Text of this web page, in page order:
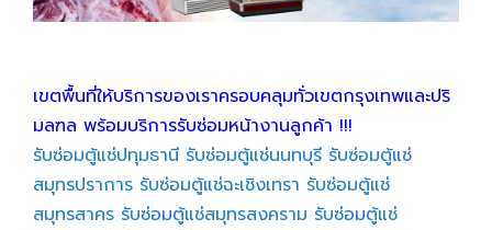
เขตพื้นที่ให้บริการของเราครอบคลุมทั่วเขตกรุงเทพและปริ
มลฑล พร้อมบริการรับซ่อมหน้างานลูกค้า !!!
รับซ่อมตู้แช่ปทุมธานี รับซ่อมตู้แช่นนทบุรี รับซ่อมตู้แช่
สมุทรปราการ รับซ่อมตู้แช่ฉะเชิงเทรา รับซ่อมตู้แช่
สมุทรสาคร รับซ่อมตู้แช่สมุทรสงคราม รับซ่อมตู้แช่